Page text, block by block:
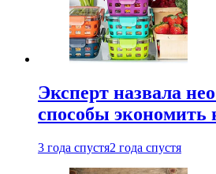
Эксперт назвала
способы экономить
3 года спустя2 года спустя